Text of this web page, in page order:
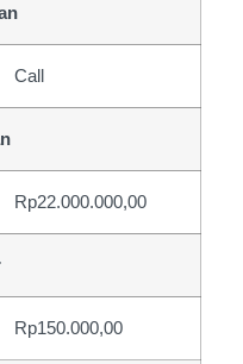
Call
Rp22.000.000,00
Rp150.000,00